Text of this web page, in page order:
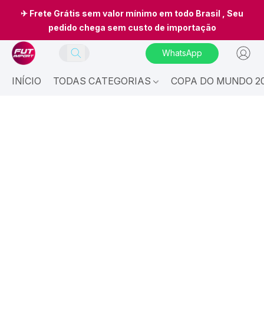
✈ Frete Grátis sem valor mínimo em todo Brasil , Seu
pedido chega sem custo de importação
WhatsApp
INÍCIO TODAS CATEGORIAS COPA DO MUNDO